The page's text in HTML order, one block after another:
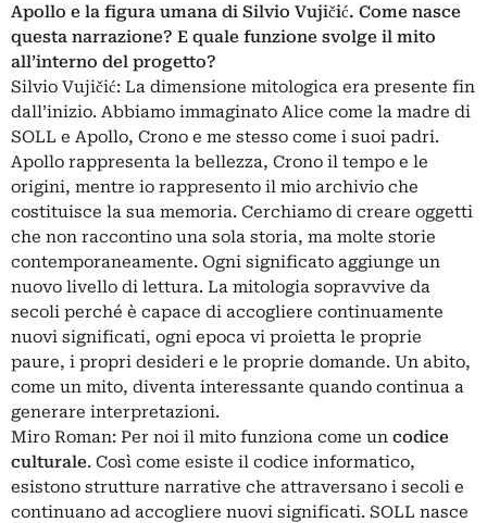
Apollo e la figura umana di Silvio Vujičić. Come nasce
questa narrazione? E quale funzione svolge il mito
all’interno del progetto?
Silvio Vujičić: La dimensione mitologica era presente fin
dall’inizio. Abbiamo immaginato Alice come la madre di
SOLL e Apollo, Crono e me stesso come i suoi padri.
Apollo rappresenta la bellezza, Crono il tempo e le
origini, mentre io rappresento il mio archivio che
costituisce la sua memoria. Cerchiamo di creare oggetti
che non raccontino una sola storia, ma molte storie
contemporaneamente. Ogni significato aggiunge un
nuovo livello di lettura. La mitologia sopravvive da
secoli perché è capace di accogliere continuamente
nuovi significati, ogni epoca vi proietta le proprie
paure, i propri desideri e le proprie domande. Un abito,
come un mito, diventa interessante quando continua a
generare interpretazioni.
Miro Roman: Per noi il mito funziona come un codice
culturale. Così come esiste il codice informatico,
esistono strutture narrative che attraversano i secoli e
continuano ad accogliere nuovi significati. SOLL nasce